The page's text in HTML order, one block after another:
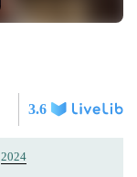
3.6
2024